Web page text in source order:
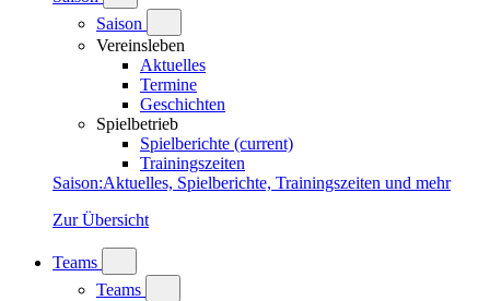
Saison
Vereinsleben
Aktuelles
Termine
Geschichten
Spielbetrieb
Spielberichte (current)
Trainingszeiten
Saison:Aktuelles, Spielberichte, Trainingszeiten und mehr
Zur Übersicht
Teams
Teams